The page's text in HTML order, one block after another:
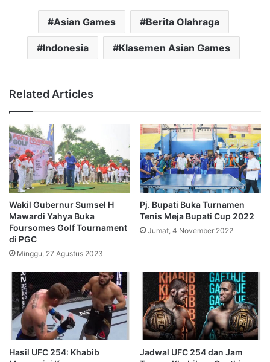
Asian Games Berita Olahraga
Indonesia Klasemen Asian Games
Related Articles
Wakil Gubernur Sumsel H
Mawardi Yahya Buka
Foursomes Golf Tournament
di PGC
Minggu, 27 Agustus 2023
Pj. Bupati Buka Turnamen
Tenis Meja Bupati Cup 2022
Jumat, 4 November 2022
Hasil UFC 254: Khabib
Jadwal UFC 254 dan Jam